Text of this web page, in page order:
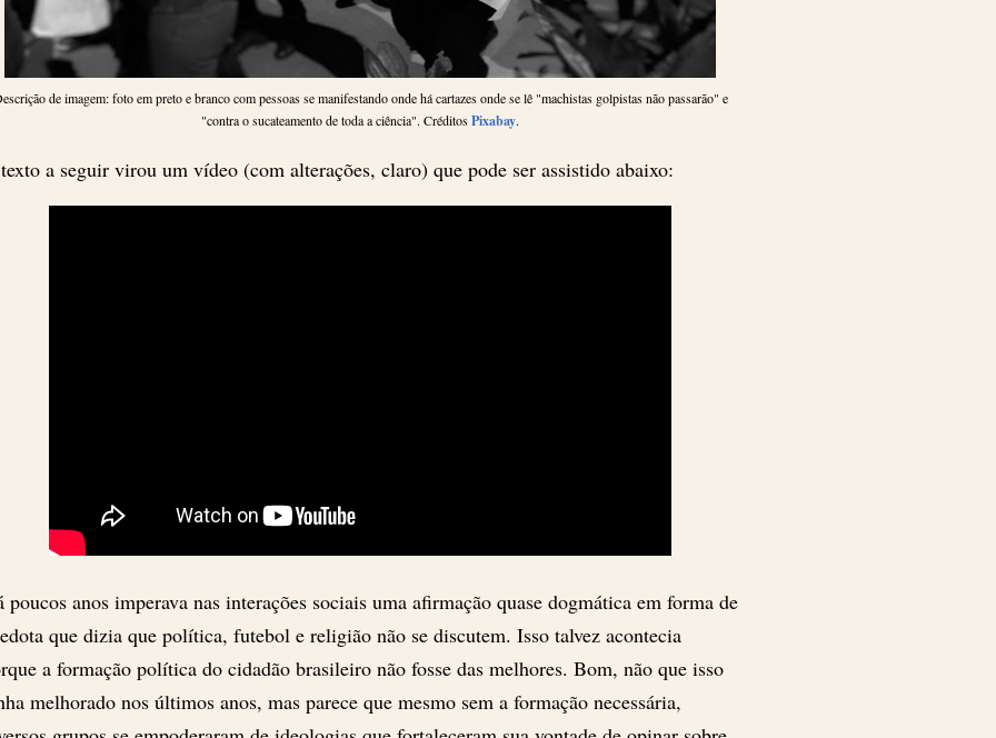
de imagem: foto em preto e branco com pessoas se manifestando onde há cartazes onde se lê "machistas golpistas não passarão" e
"contra o sucateamento de toda a ciência". CréditosPixabay.
a seguir virou um vídeo (com alterações, claro) que pode ser assistido abaixo:
poucos anos imperava nas interações sociais uma afirmação quase dogmática em forma de
que dizia que política, futebol e religião não se discutem. Isso talvez acontecia
a formação política do cidadão brasileiro não fosse das melhores. Bom, não que isso
melhorado nos últimos anos, mas parece que mesmo sem a formação necessária,